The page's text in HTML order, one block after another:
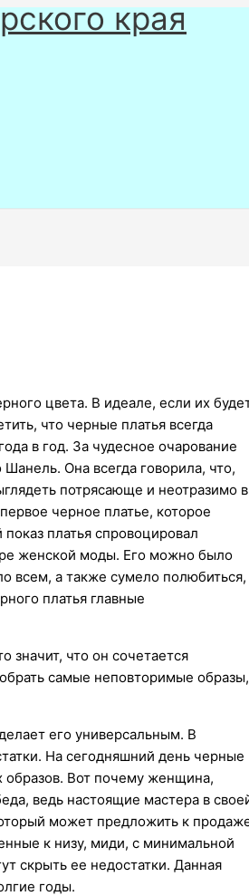
края
цвета. В идеале, если их
что черные платья всегда
в год. За чудесное очарование
Она всегда говорила, что,
потрясающе и неотразимо в
черное платье, которое
платья спровоцировал
женской моды. Его можно было
всем, а также сумело полюбиться,
платья главные
значит, что он сочетается
самые неповторимые образы,
его универсальным. В
На сегодняшний день черные
образов. Вот почему женщина,
ведь настоящие мастера в
может предложить к
к низу, миди, с минимальной
скрыть ее недостатки. Данная
годы.